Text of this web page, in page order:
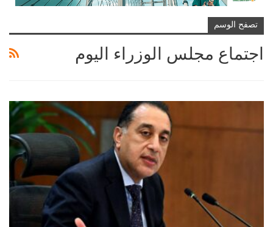
تصفح الوسم
اجتماع مجلس الوزراء اليوم